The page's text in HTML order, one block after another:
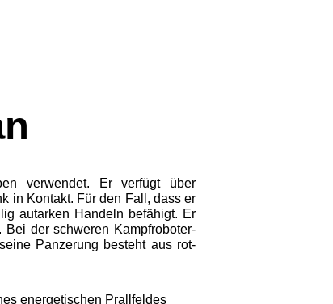
verwendet. Er verfügt über
in Kontakt. Für den Fall, dass er
autarken Handeln befähigt. Er
Bei der schweren Kampfroboter-
Panzerung besteht aus rot­
energe­tischen Prallfeldes